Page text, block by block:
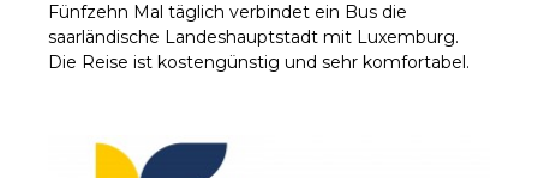
Fünfzehn Mal täglich verbindet ein Bus die
saarländische Landeshauptstadt mit Luxemburg.
Die Reise ist kostengünstig und sehr komfortabel.